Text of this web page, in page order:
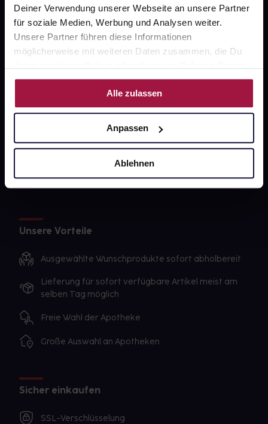
Deiner Verwendung unserer Webseite an unsere Partner
für soziale Medien, Werbung und Analysen weiter.
Unsere Partner führen diese Informationen
möglicherweise mit weiteren Daten zusammen, die Du
Nutzung der Dienste gesammelt haben.
Alle zulassen
Anpassen
Ablehnen
Karriere
Newsletter
Barrierefreiheitserklärung
PAYBACK
Sanitätshäuser
Unsere Vorteile
Ausgewählte Wunschprodukte sofort abholbereit
Lieferung für sofort verfügbare Artikel meist am
selben Tag möglich
Freie Wahl der Apotheke
Große Auswahl an Apotheken
Sicher einkaufen
SSL-Verschlüsselung